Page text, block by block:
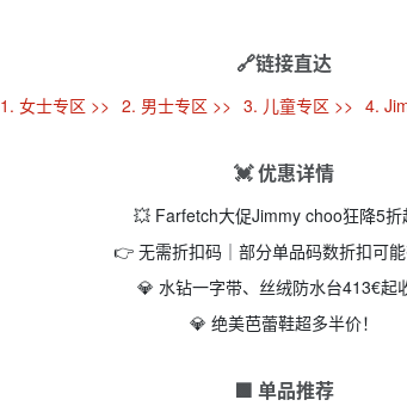
🔗链接直达
1. 女士专区 >> 2. 男士专区 >> 3. 儿童专区 >> 4.
💓 优惠详情
💥 Farfetch大促Jimmy choo狂降5折
👉 无需折扣码｜部分单品码数折扣可
💎 水钻一字带、丝绒防水台413€起
💎 绝美芭蕾鞋超多半价！
🟩 单品推荐